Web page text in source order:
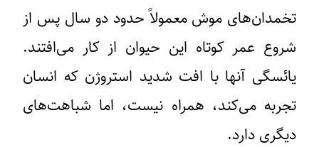
تخمدان‌های موش معمولاً حدود دو سال پس از
شروع عمر کوتاه این حیوان از کار می‌افتند.
یائسگی آنها با افت شدید استروژن که انسان
تجربه می‌کند، همراه نیست، اما شباهت‌های
دیگری دارد.